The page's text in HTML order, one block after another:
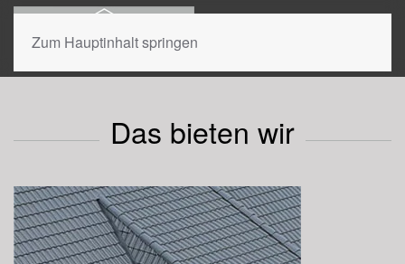
Zum Hauptinhalt springen
Das bieten wir